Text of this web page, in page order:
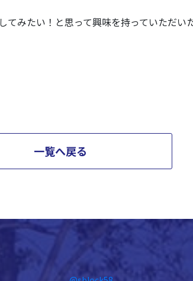
てみたい！と思って興味を持っていただい
一覧へ戻る